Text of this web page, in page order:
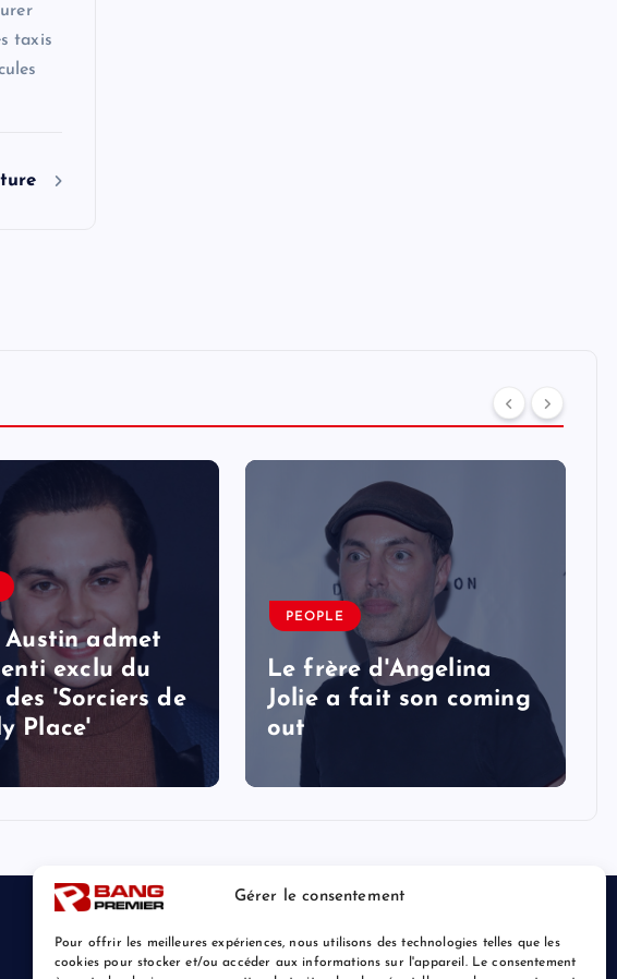
Gérer le consentement
Pour offrir les meilleures expériences, nous utilisons des technologies telles que les
cookies pour stocker et/ou accéder aux informations sur l'appareil. Le consentement
taxis
Austin admet
exclu du
'Sorciers de
Place'
PEOPLE
Le frère d'Angelina
Jolie a fait son coming
out